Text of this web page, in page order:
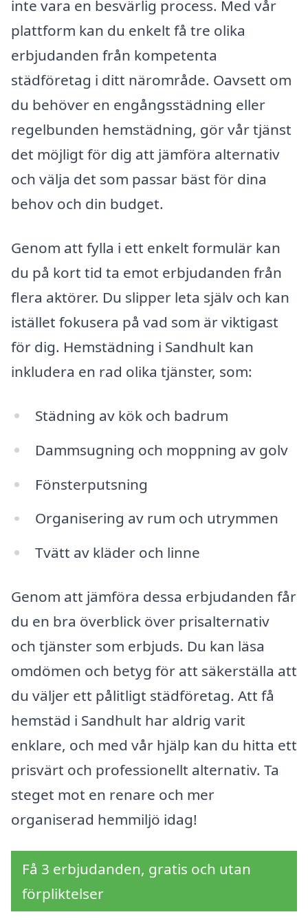
inte vara en besvärlig process. Med vår
plattform kan du enkelt få tre olika
erbjudanden från kompetenta
städföretag i ditt närområde. Oavsett om
du behöver en engångsstädning eller
regelbunden hemstädning, gör vår tjänst
det möjligt för dig att jämföra alternativ
och välja det som passar bäst för dina
behov och din budget.
Genom att fylla i ett enkelt formulär kan
du på kort tid ta emot erbjudanden från
flera aktörer. Du slipper leta själv och kan
istället fokusera på vad som är viktigast
för dig. Hemstädning i Sandhult kan
inkludera en rad olika tjänster, som:
Städning av kök och badrum
Dammsugning och moppning av golv
Fönsterputsning
Organisering av rum och utrymmen
Tvätt av kläder och linne
Genom att jämföra dessa erbjudanden får
du en bra överblick över prisalternativ
och tjänster som erbjuds. Du kan läsa
omdömen och betyg för att säkerställa att
du väljer ett pålitligt städföretag. Att få
hemstäd i Sandhult har aldrig varit
enklare, och med vår hjälp kan du hitta ett
prisvärt och professionellt alternativ. Ta
steget mot en renare och mer
organiserad hemmiljö idag!
Få 3 erbjudanden, gratis och utan
förpliktelser